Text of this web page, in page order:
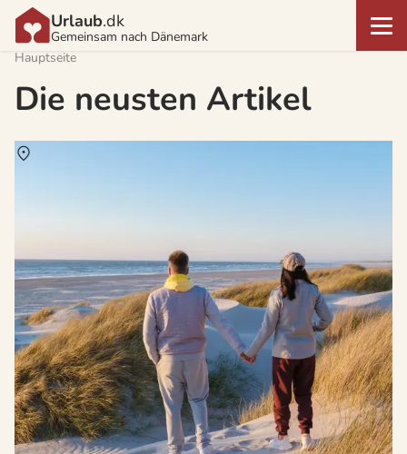
Urlaub.dk
Gemeinsam nach Dänemark
Hauptseite
Die neusten Artikel